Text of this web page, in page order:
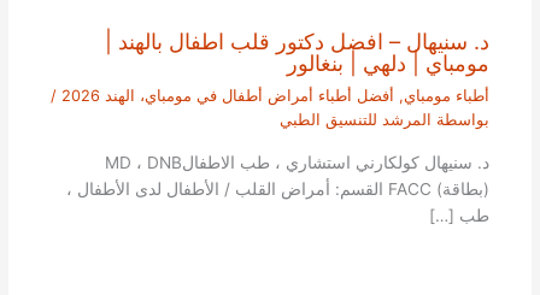
د. سنيهال – افضل دكتور قلب اطفال بالهند |
مومباي | دلهي | بنغالور
أطباء مومباي, أفضل أطباء أمراض أطفال في مومباي، الهند 2026
/
بواسطة المرشد للتنسيق الطبي
د. سنيهال كولكارني استشاري ، طب الاطفالMD ، DNB
(بطاقة) FACC القسم: أمراض القلب / الأطفال لدى الأطفال ،
طب […]